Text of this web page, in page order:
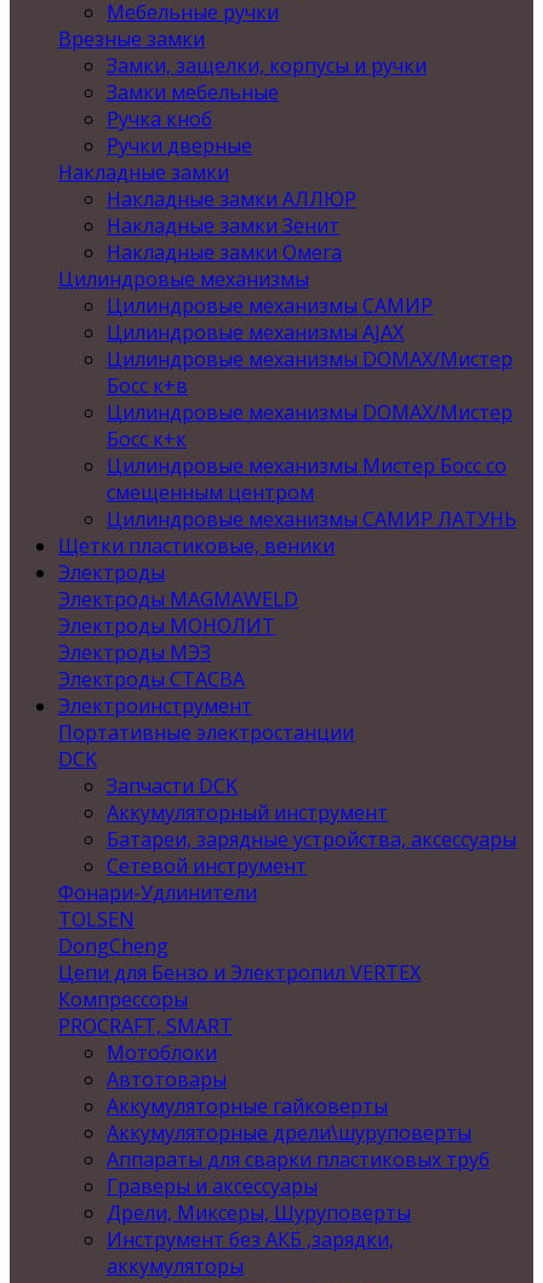
Мебельные ручки
Врезные замки
Замки, защелки, корпусы и ручки
Замки мебельные
Ручка кноб
Ручки дверные
Накладные замки
Накладные замки АЛЛЮР
Накладные замки Зенит
Накладные замки Омега
Цилиндровые механизмы
Цилиндровые механизмы САМИР
Цилиндровые механизмы AJAX
Цилиндровые механизмы DOMAX/Мистер
Босс к+в
Цилиндровые механизмы DOMAX/Мистер
Босс к+к
Цилиндровые механизмы Мистер Босс со
смещенным центром
Цилиндровые механизмы САМИР ЛАТУНЬ
Щетки пластиковые, веники
Электроды
Электроды MAGMAWELD
Электроды МОНОЛИТ
Электроды МЭЗ
Электроды СТАСВА
Электроинструмент
Портативные электростанции
DCK
Запчасти DCK
Аккумуляторный инструмент
Батареи, зарядные устройства, аксессуары
Сетевой инструмент
Фонари-Удлинители
TOLSEN
DongCheng
Цепи для Бензо и Электропил VERTEX
Компрессоры
PROCRAFT, SMART
Мотоблоки
Автотовары
Аккумуляторные гайковерты
Аккумуляторные дрели\шуруповерты
Аппараты для сварки пластиковых труб
Граверы и аксессуары
Дрели, Миксеры, Шуруповерты
Инструмент без АКБ ,зарядки,
аккумуляторы